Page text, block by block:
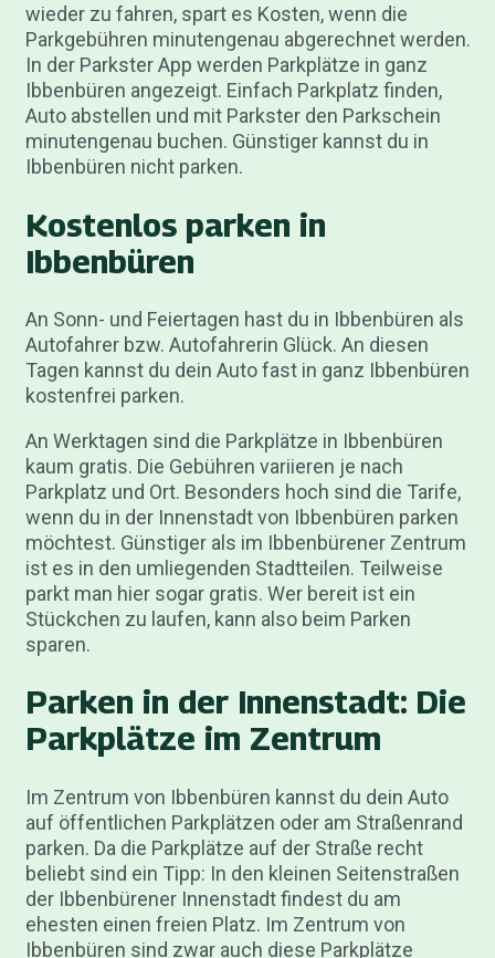
wieder zu fahren, spart es Kosten, wenn die
Parkgebühren minutengenau abgerechnet werden.
In der Parkster App werden Parkplätze in ganz
Ibbenbüren angezeigt. Einfach Parkplatz finden,
Auto abstellen und mit Parkster den Parkschein
minutengenau buchen. Günstiger kannst du in
Ibbenbüren nicht parken.
Kostenlos parken in
Ibbenbüren
An Sonn- und Feiertagen hast du in Ibbenbüren als
Autofahrer bzw. Autofahrerin Glück. An diesen
Tagen kannst du dein Auto fast in ganz Ibbenbüren
kostenfrei parken.
An Werktagen sind die Parkplätze in Ibbenbüren
kaum gratis. Die Gebühren variieren je nach
Parkplatz und Ort. Besonders hoch sind die Tarife,
wenn du in der Innenstadt von Ibbenbüren parken
möchtest. Günstiger als im Ibbenbürener Zentrum
ist es in den umliegenden Stadtteilen. Teilweise
parkt man hier sogar gratis. Wer bereit ist ein
Stückchen zu laufen, kann also beim Parken
sparen.
Parken in der Innenstadt: Die
Parkplätze im Zentrum
Im Zentrum von Ibbenbüren kannst du dein Auto
auf öffentlichen Parkplätzen oder am Straßenrand
parken. Da die Parkplätze auf der Straße recht
beliebt sind ein Tipp: In den kleinen Seitenstraßen
der Ibbenbürener Innenstadt findest du am
ehesten einen freien Platz. Im Zentrum von
Ibbenbüren sind zwar auch diese Parkplätze